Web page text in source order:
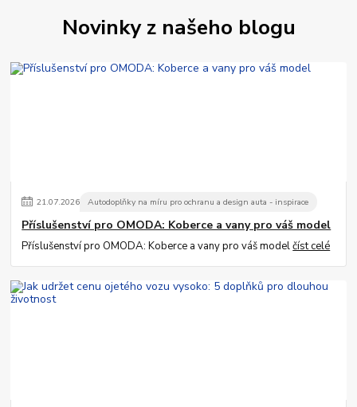
Novinky z našeho blogu
21.07.2026 Autodoplňky na míru pro ochranu a design auta - inspirace
Příslušenství pro OMODA: Koberce a vany pro váš model
Příslušenství pro OMODA: Koberce a vany pro váš modelčíst celé